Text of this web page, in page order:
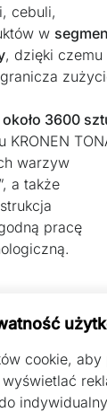
cebuli,
w
, dzięki czemu
około 3600
warzyw
a także
pracę
cookie, aby
treści i
z naszej
te
znajduje się